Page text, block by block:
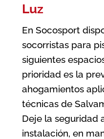
Luz
En Socosport
socorristas para
siguientes
prioridad es la
ahogamientos
técnicas de
Deje la seguridad
instalación, en